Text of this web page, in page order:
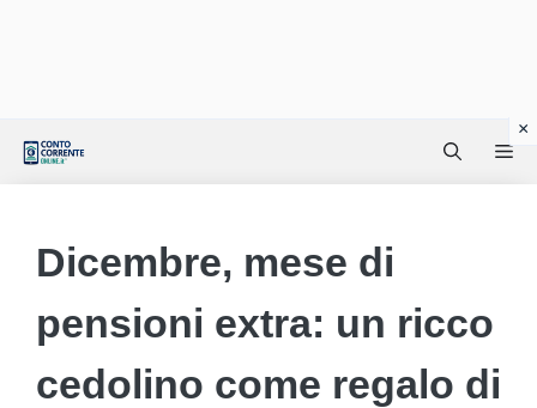
Dicembre, mese di
pensioni extra: un ricco
cedolino come regalo di